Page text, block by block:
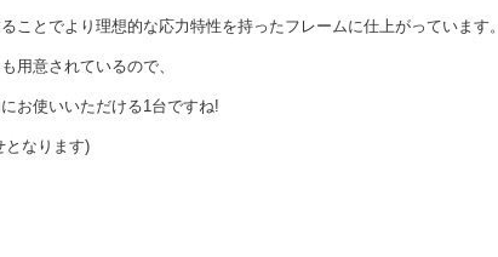
ことでより理想的な応力特性を持ったフレームに仕上がっています。
用意されているので、
お使いいただける1台ですね!
となります)